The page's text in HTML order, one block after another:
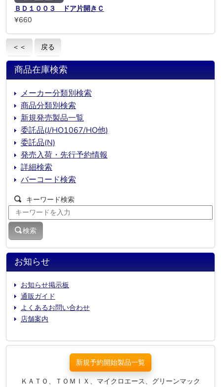
ＢＤ１００３ ドア片開きＣ
¥660
＜＜ 戻る
お知らせ
お知らせ掲示板
通販ガイド
よくあるお問い合わせ
店舗案内
商品在庫検索
メーカー分類別検索
商品分類別検索
新規発売製品一覧
委託品(J/HO1067/HO他)
委託品(N)
発売入荷・先行予約情報
詳細検索
バーコード検索
キーワード検索
検索
新規予約開始製品一覧
ＫＡＴＯ、ＴＯＭＩＸ、マイクロエース、グリーンマック